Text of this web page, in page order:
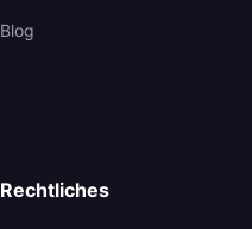
Blog
Rechtliches